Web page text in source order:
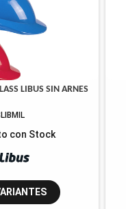
LIBUS SIN ARNES
con Stock